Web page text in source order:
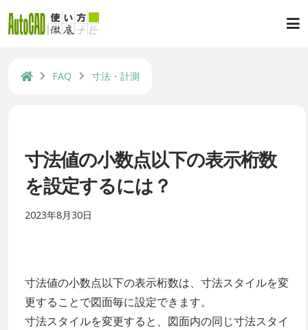
FAQ 寸法・計測
寸法値の小数点以下の表示桁数
を設定するには？
2023年8月30日
寸法値の小数点以下の表示桁数は、寸法スタイルを変
更することで図面毎に設定できます。
寸法スタイルを変更すると、図面内の同じ寸法スタイ